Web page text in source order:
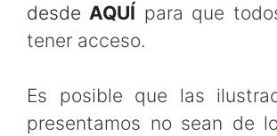
desde AQUÍ para que
tener acceso.
Es posible que las
presentamos no sean de